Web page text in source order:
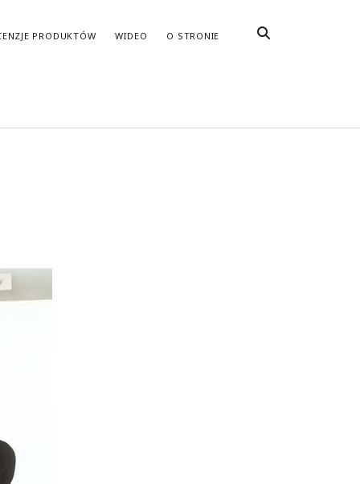
PRODUKTÓW WIDEO O STRONIE